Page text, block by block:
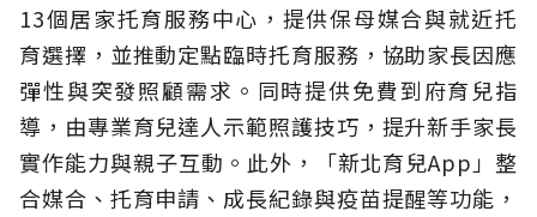
13個居家托育服務中心，提供保母媒合與就近托
育選擇，並推動定點臨時托育服務，協助家長因應
彈性與突發照顧需求。同時提供免費到府育兒指
導，由專業育兒達人示範照護技巧，提升新手家長
實作能力與親子互動。此外，「新北育兒App」整
合媒合、托育申請、成長紀錄與疫苗提醒等功能，